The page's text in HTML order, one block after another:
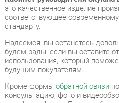
будем рады, если вы оставите
использования, который поможет
будущим покупателям.
консультацию, фото и
e-mail, телефону в Екатеринбурге
Telegram и WhatsApp.
нашем шоу-руме и купить Кабинет
БОРН набор 5 Орех Даллас,